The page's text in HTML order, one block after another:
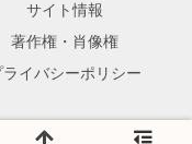
サイト情報
著作権・肖像権
ライバシーポリシー